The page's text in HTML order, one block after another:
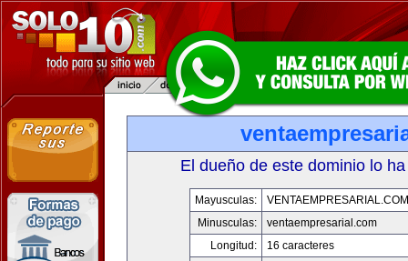
El dueño de este dominio lo
Mayusculas:
VENTAEMPRESARIAL.COM
Minusculas:
ventaempresarial.com
Longitud:
16 caracteres